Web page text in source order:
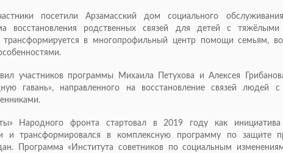
посетили Арзамасский дом социального
восстановления родственных связей для детей с
трансформируется в многопрофильный центр помощи семьям,
участников программы Михаила Петухова и Алексея
гавань», направленного на восстановление связей людей
Народного фронта стартовал в 2019 году как
и трансформировался в комплексную программу по защите
Программа «Института советников по социальным